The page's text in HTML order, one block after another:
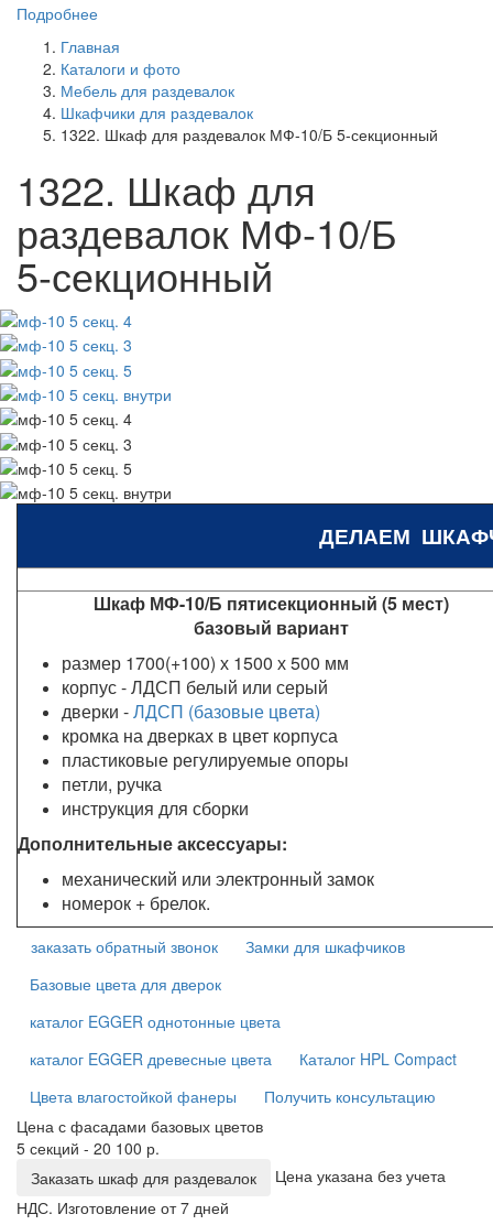
Подробнее
Главная
Каталоги и фото
Мебель для раздевалок
Шкафчики для раздевалок
1322. Шкаф для раздевалок МФ-10/Б 5-секционный
1322. Шкаф для
раздевалок МФ-10/Б
5-секционный
ДЕЛАЕМ
Шкаф МФ-10/Б пятисекционный (5 мест)
базовый вариант
размер 1700(+100) х 1500 х 500 мм
корпус - ЛДСП белый или серый
дверки -ЛДСП (базовые цвета)
кромка на дверках в цвет корпуса
пластиковые регулируемые опоры
петли, ручка
инструкция для сборки
Дополнительные аксессуары:
механический или электронный замок
номерок + брелок.
заказать обратный звонок
Замки для шкафчиков
Базовые цвета для дверок
каталог EGGER однотонные цвета
каталог EGGER древесные цвета
Каталог HPL Compact
Цвета влагостойкой фанеры
Получить консультацию
Цена с фасадами базовых цветов
5 секций - 20 100 р.
Заказать шкаф для раздевалок
Цена указана без учета
НДС. Изготовление от 7 дней